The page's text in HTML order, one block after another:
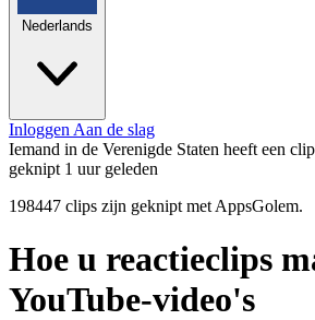
Nederlands
Inloggen Aan de slag
Iemand in de Verenigde Staten heeft een
geknipt 1 uur geleden
198447 clips zijn geknipt met AppsGolem.
Hoe u reactieclips
YouTube-video's